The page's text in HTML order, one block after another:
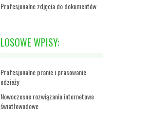
Profesjonalne zdjęcia do dokumentów.
LOSOWE WPISY:
Profesjonalne pranie i prasowanie
odzieży
Nowoczesne rozwiązania internetowe
światłowodowe